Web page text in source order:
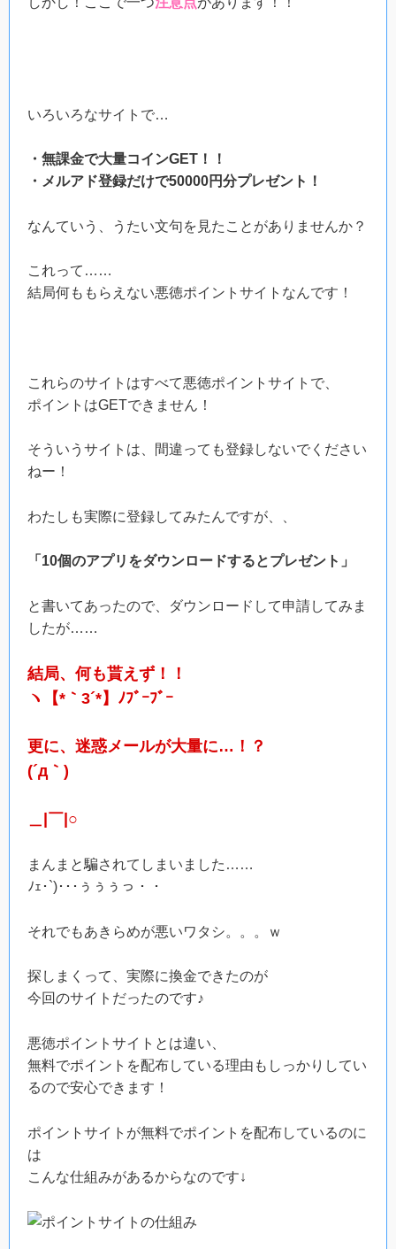
いろいろなサイトで…
・無課金で大量コインGET！！
・メルアド登録だけで50000円分プレゼント！
なんていう、うたい文句を見たことがありませんか？
これって……
結局何ももらえない悪徳ポイントサイトなんです！
これらのサイトはすべて悪徳ポイントサイトで、
ポイントはGETできません！
そういうサイトは、間違っても登録しないでください
ねー！
わたしも実際に登録してみたんですが、、
「10個のアプリをダウンロードするとプレゼント」
と書いてあったので、ダウンロードして申請してみま
したが……
結局、何も貰えず！！
ヽ【*｀3´*】ﾉﾌﾞｰﾌﾞｰ
更に、迷惑メールが大量に…！？
(´д｀)
＿|￣|○
まんまと騙されてしまいました……
ﾉｪ･`)･･･ぅぅぅっ・・
それでもあきらめが悪いワタシ。。。ｗ
探しまくって、実際に換金できたのが
今回のサイトだったのです♪
悪徳ポイントサイトとは違い、
無料でポイントを配布している理由もしっかりしてい
るので安心できます！
ポイントサイトが無料でポイントを配布しているのに
は
こんな仕組みがあるからなのです↓